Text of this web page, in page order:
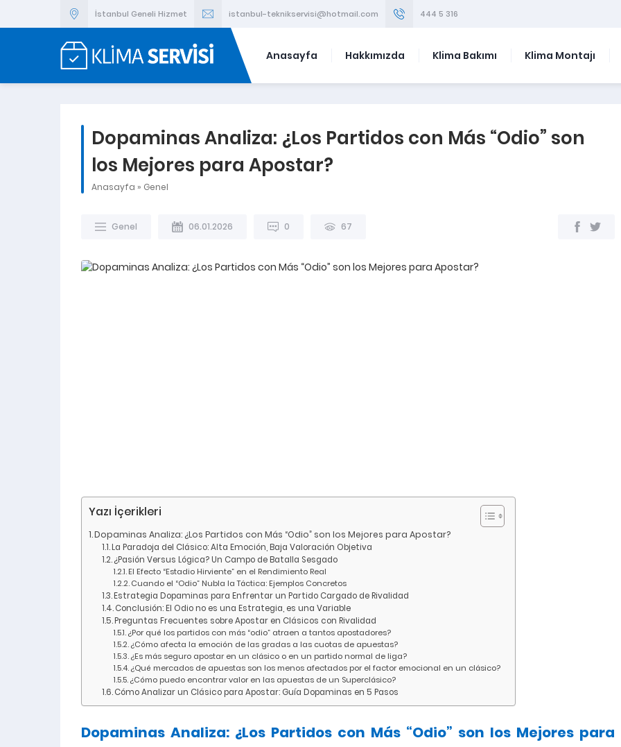
İstanbul Geneli Hizmet istanbul-teknikservisi@hotmail.com 444 5 316
Anasayfa Hakkımızda Klima Bakımı Klima Montajı
Dopaminas Analiza: ¿Los Partidos con Más “Odio” son
los Mejores para Apostar?
Anasayfa » Genel
Genel 06.01.2026 0 67
Yazı İçerikleri
Dopaminas Analiza: ¿Los Partidos con Más “Odio” son los Mejores para Apostar?
La Paradoja del Clásico: Alta Emoción, Baja Valoración Objetiva
¿Pasión Versus Lógica? Un Campo de Batalla Sesgado
El Efecto “Estadio Hirviente” en el Rendimiento Real
Cuando el “Odio” Nubla la Táctica: Ejemplos Concretos
Estrategia Dopaminas para Enfrentar un Partido Cargado de Rivalidad
Conclusión: El Odio no es una Estrategia, es una Variable
Preguntas Frecuentes sobre Apostar en Clásicos con Rivalidad
¿Por qué los partidos con más “odio” atraen a tantos apostadores?
¿Cómo afecta la emoción de las gradas a las cuotas de apuestas?
¿Es más seguro apostar en un clásico o en un partido normal de liga?
¿Qué mercados de apuestas son los menos afectados por el factor emocional en un clásico?
¿Cómo puedo encontrar valor en las apuestas de un Superclásico?
Cómo Analizar un Clásico para Apostar: Guía Dopaminas en 5 Pasos
Dopaminas Analiza: ¿Los Partidos con Más “Odio” son los Mejores para